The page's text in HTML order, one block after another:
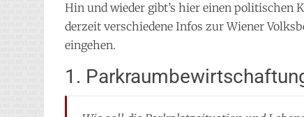
Hin und wieder gibt’s hier einen politischen
derzeit verschiedene Infos zur Wiener
eingehen.
1.